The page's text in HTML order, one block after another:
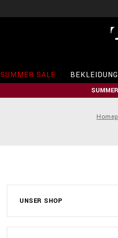
SUMMER SALE BEKLEIDUNG
UNSER SHOP